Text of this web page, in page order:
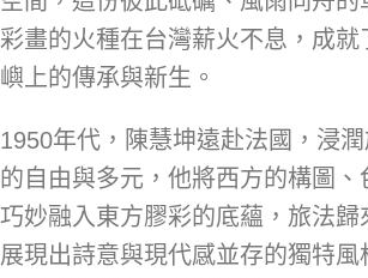
彩畫的火種在台灣薪火不息，成就
嶼上的傳承與新生。
1950年代，陳慧坤遠赴法國，浸
的自由與多元，他將西方的構圖、
巧妙融入東方膠彩的底蘊，旅法歸
展現出詩意與現代感並存的獨特風